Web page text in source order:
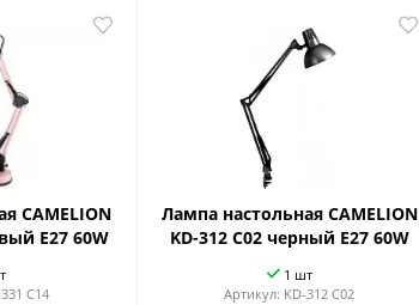
CAMELION
Е27 60W
C14
Лампа настольная CAMELION
KD-312 C02 черный Е27 60W
1 шт
Артикул: KD-312 C02